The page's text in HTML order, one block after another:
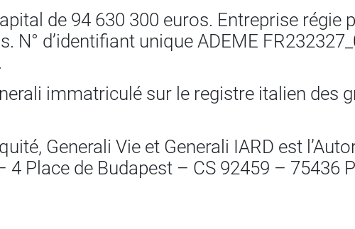
de 94 630 300 euros. Entreprise régie
N° d’identifiant unique ADEME
immatriculé sur le registre italien des
Generali Vie et Generali IARD est
4 Place de Budapest – CS 92459 – 75436